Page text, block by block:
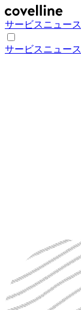
サービスニュース
サービスニュース